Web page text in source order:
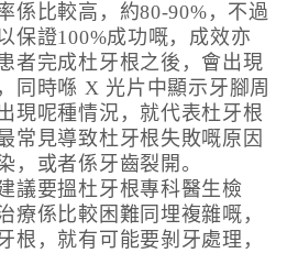
係比較高，約80-90%，不過
保證100%成功嘅，成效亦
者完成杜牙根之後，會出現
同時喺 X 光片中顯示牙腳周
現呢種情況，就代表杜牙根
常見導致杜牙根失敗嘅原因
，或者係牙齒裂開。
議要搵杜牙根專科醫生檢
療係比較困難同埋複雜嘅，
根，就有可能要剝牙處理，